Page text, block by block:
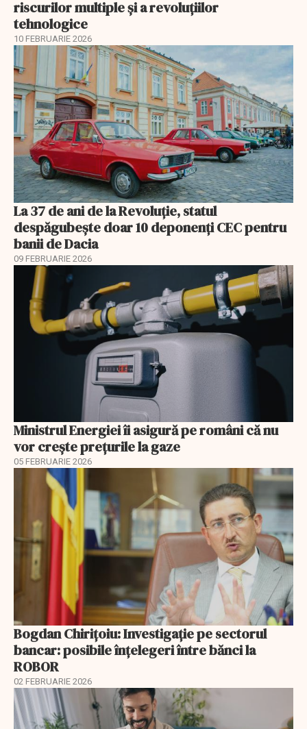
riscurilor multiple și a revoluțiilor
tehnologice
10 FEBRUARIE 2026
La 37 de ani de la Revoluție, statul
despăgubește doar 10 deponenți CEC pentru
banii de Dacia
09 FEBRUARIE 2026
Ministrul Energiei îi asigură pe români că nu
vor creşte preţurile la gaze
05 FEBRUARIE 2026
Bogdan Chirițoiu: Investigație pe sectorul
bancar: posibile înțelegeri între bănci la
ROBOR
02 FEBRUARIE 2026